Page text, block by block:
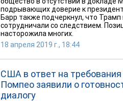
подрывающих доверие к
Барр также подчеркнул, что
сотрудничали со следствием.
насторожила многих.
18 апреля 2019 г., 18:44
США в ответ на
Помпео заявили о
диалогу